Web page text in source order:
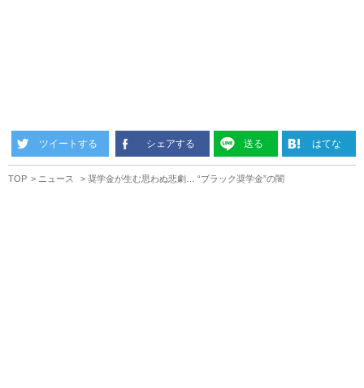
ツイートする シェアする 送る はてな
TOP ニュース 奨学金が生む思わぬ悲劇… “ブラック奨学金”の闇